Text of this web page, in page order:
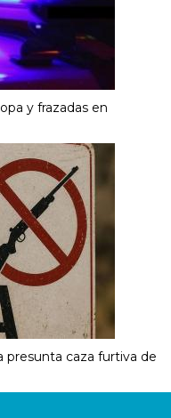
y frazadas en
presunta caza furtiva de